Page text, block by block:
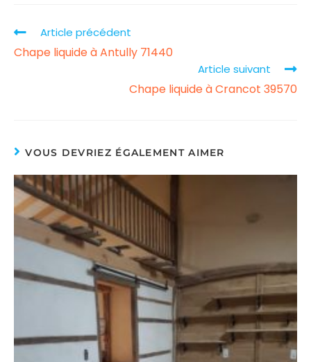
Article précédent
Chape liquide à Antully 71440
Article suivant
Chape liquide à Crancot 39570
VOUS DEVRIEZ ÉGALEMENT AIMER